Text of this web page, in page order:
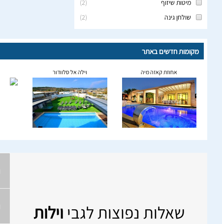
(
2
)
מיטות שיזוף
(
2
) שולחן גינה
מקומות חדשים באתר
אחוזת קאזה מיה וילה אל סלוודור
שאלות נפוצות לגבי וילות